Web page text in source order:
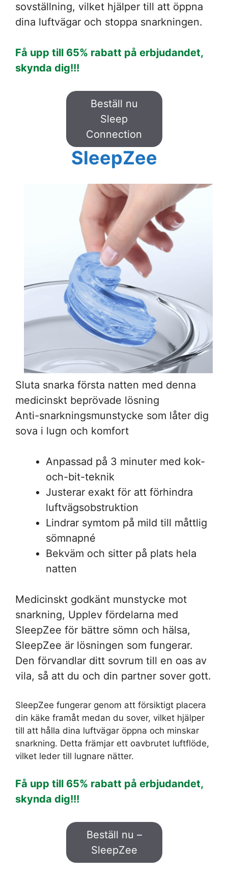
sovställning, vilket hjälper till att öppna
dina luftvägar och stoppa snarkningen.
Få upp till 65% rabatt på erbjudandet,
skynda dig!!!
Beställ nu
Sleep
Connection
SleepZee
Sluta snarka första natten med denna
medicinskt beprövade lösning
Anti-snarkningsmunstycke som låter dig
sova i lugn och komfort
Anpassad på 3 minuter med kok-
och-bit-teknik
Justerar exakt för att förhindra
luftvägsobstruktion
Lindrar symtom på mild till måttlig
sömnapné
Bekväm och sitter på plats hela
natten
Medicinskt godkänt munstycke mot
snarkning, Upplev fördelarna med
SleepZee för bättre sömn och hälsa,
SleepZee är lösningen som fungerar.
Den förvandlar ditt sovrum till en oas av
vila, så att du och din partner sover gott.
SleepZee fungerar genom att försiktigt placera
din käke framåt medan du sover, vilket hjälper
till att hålla dina luftvägar öppna och minskar
snarkning. Detta främjar ett oavbrutet luftflöde,
vilket leder till lugnare nätter.
Få upp till 65% rabatt på erbjudandet,
skynda dig!!!
Beställ nu –
SleepZee